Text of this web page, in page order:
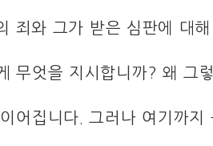
죄와 그가 받은 심판에 대해
무엇을 지시합니까? 왜 그
어집니다. 그러나 여기까지